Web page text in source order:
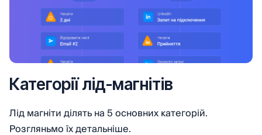
Категорії лід-магнітів
Лід магніти ділять на 5 основних категорій.
Розгляньмо їх детальніше.